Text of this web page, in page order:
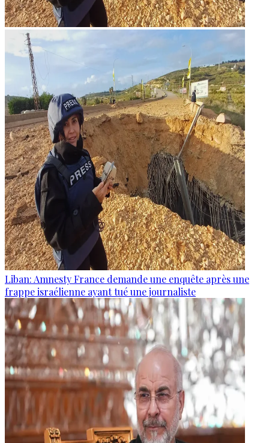
Liban: Amnesty France demande une enquête après une
frappe israélienne ayant tué une journaliste